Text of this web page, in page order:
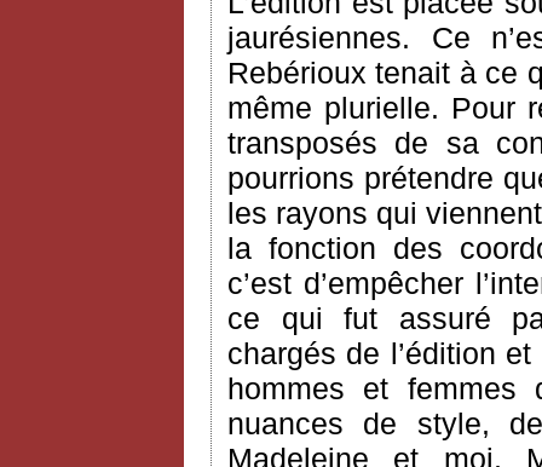
jaurésiennes. Ce
Rebérioux tenait à ce
même plurielle. Pour
transposés de sa
pourrions prétendre
les rayons qui
la fonction des
c’est d’empêcher
ce qui fut assuré
chargés de l’édition
hommes et
nuances de style,
Madeleine et moi,